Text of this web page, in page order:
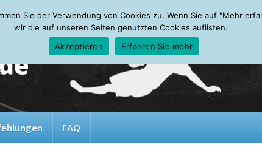
FAQ
Sie der Verwendung von Cookies zu. Wenn Sie auf "Mehr
wir die auf unseren Seiten genutzten Cookies auflisten.
Akzeptieren
Erfahren Sie mehr